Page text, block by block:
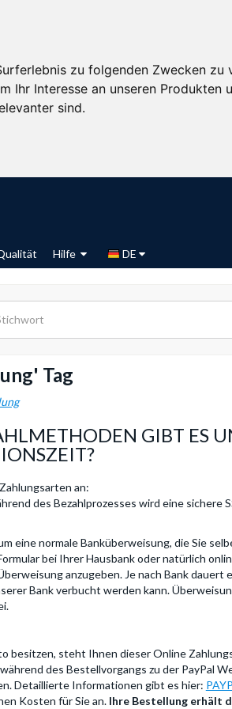
zu folgenden Zwecken zu
Ihr Interesse an unseren Produkten
sind.
Hilfe DE
Tag
GIBT ES
an:
des Bezahlprozesses wird eine sichere
eine normale Banküberweisung, die Sie
bei Ihrer Hausbank oder natürlich
anzugeben. Je nach Bank dauert
Bank verbucht werden kann.
besitzen, steht Ihnen dieser Online
des Bestellvorgangs zu der PayPal
Detaillierte Informationen gibt es hier:
Kosten für Sie an. Ihre Bestellung erhält